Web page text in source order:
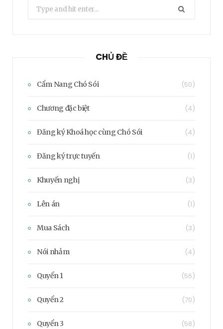
Search
for:
CHỦ ĐỀ
Cẩm Nang Chó Sói (50)
Chương đặc biệt (4)
Đăng ký Khoá học cùng Chó Sói (4)
Đăng ký trực tuyến (1)
Khuyến nghị (3)
Lên án (1)
Mua Sách (3)
Nói nhảm (4)
Quyển 1 (56)
Quyển 2 (70)
Quyển 3 (58)